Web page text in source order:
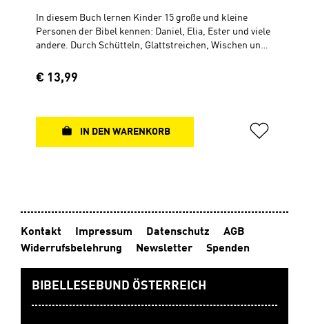
In diesem Buch lernen Kinder 15 große und kleine
Personen der Bibel kennen: Daniel, Elia, Ester und viele
andere. Durch Schütteln, Glattstreichen, Wischen und
Schiffe über das Meer pusten, eine Mauer bauen,
Zachäus auf den Baum helfen und manches mehr. Für
Regulärer Preis:
€ 13,99
IN DEN WARENKORB
Kontakt Impressum Datenschutz
AGB
Widerrufsbelehrung
Newsletter Spenden
BIBELLESEBUND ÖSTERREICH